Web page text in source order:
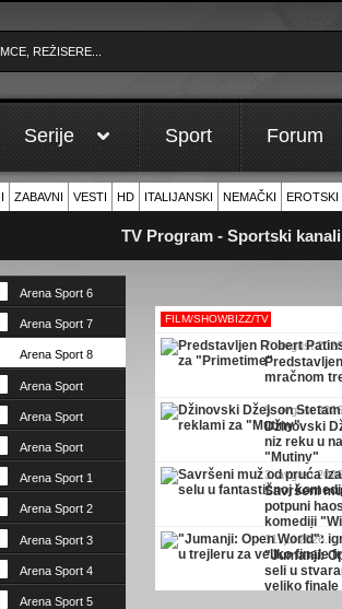
Serije Sport Forum
ZABAVNI VESTI HD ITALIJANSKI NEMAČKI EROTSKI
TV Program - Sportski
Arena Sport 6
Arena Sport 7
Arena Sport 8
Arena Sport
Premium 1
Arena Sport
Premium 2
Arena Sport
Premium 3
Arena Sport 1
Arena Sport 2
Arena Sport 3
Arena Sport 4
Arena Sport 5
FILM/SHOWBIZZ/TV
7. avgust
mračnom
5. avgust
Džinovski
niz reku u
"Mutiny"
3. avgust
Savršeni
potpuni
komediji
31. jul 2026.
"Jumanji:
seli u
veliko finale